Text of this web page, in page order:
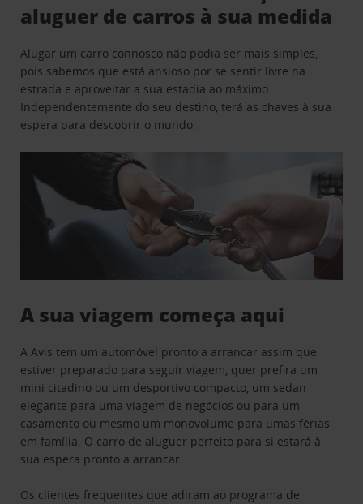
aluguer de carros à sua medida
Alugar um carro connosco não podia ser mais simples,
pois sabemos que está ansioso por se sentir livre na
estrada e aproveitar a sua estadia ao máximo.
Independentemente do seu destino, terá as chaves à sua
espera para descobrir o mundo.
A sua viagem começa aqui
A Avis tem um automóvel pronto a arrancar assim que
estiver preparado para seguir viagem, quer prefira um
mini citadino ou um desportivo compacto, um sedan
elegante para uma viagem de negócios ou para um
casamento ou mesmo um monovolume para umas férias
em família. O carro de aluguer perfeito para si estará à
sua espera pronto a arrancar.
Os clientes frequentes que adiram ao programa de